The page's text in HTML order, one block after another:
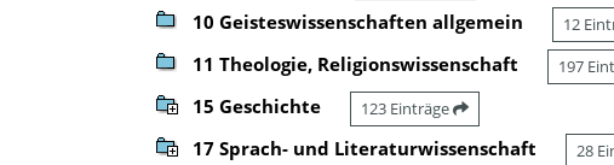
10 Geisteswissenschaften allgemein 12
11 Theologie, Religionswissenschaft 197
15 Geschichte 123 Einträge
17 Sprach- und Literaturwissenschaft 28